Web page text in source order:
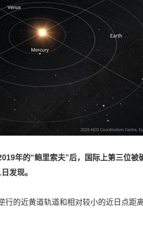
年的“鲍里索夫”后，国际上第三位被
发现。
行的近黄道轨道和相对较小的近日点距